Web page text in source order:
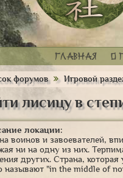
Главная О
форумов Игровой
лисицу в
локации:
воинов и завоевателей,
ни на одну из них.
других. Страна,
называют "in the middle of